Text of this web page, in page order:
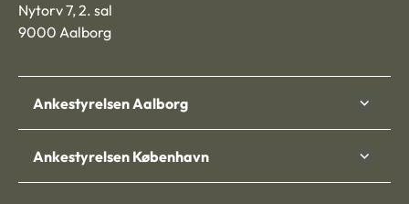
Nytorv 7, 2. sal
9000 Aalborg
Ankestyrelsen Aalborg
Ankestyrelsen København